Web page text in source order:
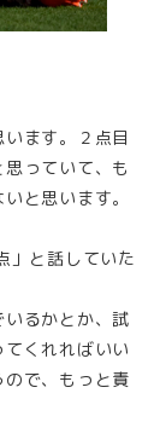
ます。２点目
っていて、も
と思います。
」と話していた
るかとか、試
くれればいい
で、もっと責